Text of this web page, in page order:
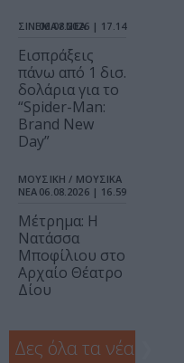
ΣΙΝΕΜΑ / ΝΕΑ
06.08.2026 | 17.14
Εισπράξεις
πάνω από 1 δισ.
δολάρια για το
“Spider-Man:
Brand New
Day”
ΜΟΥΣΙΚΗ / ΜΟΥΣΙΚΑ
ΝΕΑ 06.08.2026 | 16.59
Μέτρημα: Η
Νατάσσα
Μποφίλιου στο
Αρχαίο Θέατρο
Δίου
Δες όλα τα νέα